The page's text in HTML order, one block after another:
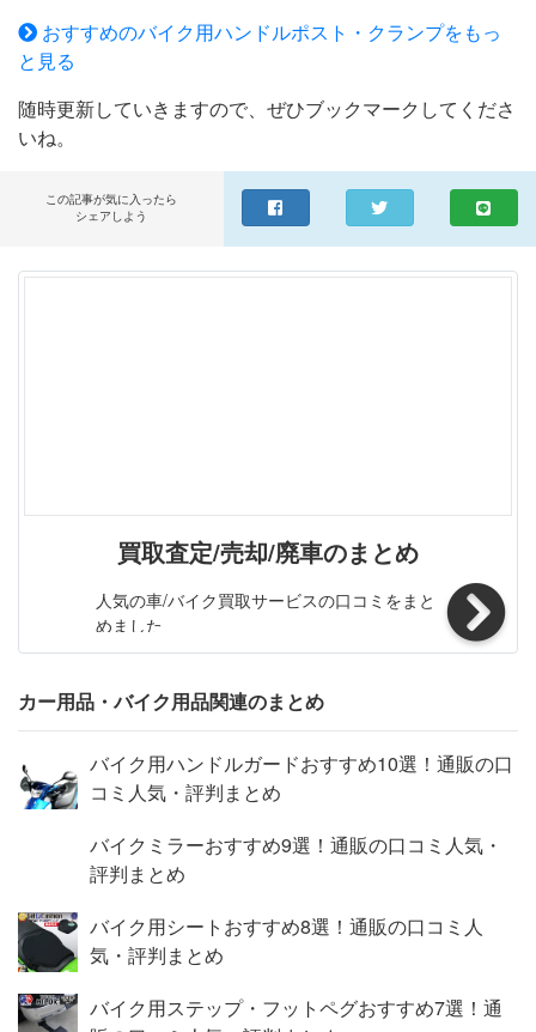
カラビナホール&シリコンバンド留め具付き首振りクラン
プを特別装備。〇スマートフォンフォルダーWIDE IH-550
D/92601 リジットタイプ工具を使い、クランプ部をネジ止
めしたい方におすすめ。●クランプ部:ブラックアルマイト
仕上げ。首振り部:バレル仕上げ。※ハンドルに固定する
際、クランプ部を一度分解して組み付けます。部品紛失に
十分留意し、クランプ調整ボルトは確実に締め付けてくだ
さい。〇スマートフォンホルダーWIDE IH-250D/92602 ク
イックタイプ工具なしで簡単にクランプの脱着ができま
への取り付け、機種の装着などは全て使用者のリスクにお
いて行なってください。調整・組み換え箇所の部品破損や
紛失、本品や本品に装着した機種に生じた不具合(故障や
破損、水濡れ、脱落、盗難など)や事故損害など、デイト
大限に伸ばした状態での使用は非推奨。振動によりアーム
が折れる場合があります。 デイトナでは一切責任を負い
ません。※舗装・未舗装路を問わず、路面の段差を乗り越
える際などに発生する衝撃の度合いによっては、図らずも
ロックが外れる場合があります。走行振動対策や本品およ
び構成部品、装着機種などの落下防止対策などは全て使用
者のリスクにおいて行なってください。※本品および構成
らずとも経年変化や使用損耗により素材劣化(錆含む)が進
行し、部品破損など予期せぬ不具合や事故損害が発生する
場合があります。走行使用前に商品状態を毎回点検し(調
整稼動部や固定部、雨水がたまりやすい箇所などは特に念
おすすめのバイク用ハンドルポスト・クランプをもっ
と見る
随時更新していきますので、ぜひブックマークしてくださ
いね。
この記事が気に入ったら
シェアしよう
買取査定/売却/廃車のまとめ
人気の車/バイク買取サービスの口コミをまと
めました
カー用品・バイク用品関連のまとめ
バイク用ハンドルガードおすすめ10選！通販の口
コミ人気・評判まとめ
バイクミラーおすすめ9選！通販の口コミ人気・
評判まとめ
バイク用シートおすすめ8選！通販の口コミ人
気・評判まとめ
バイク用ステップ・フットペグおすすめ7選！通